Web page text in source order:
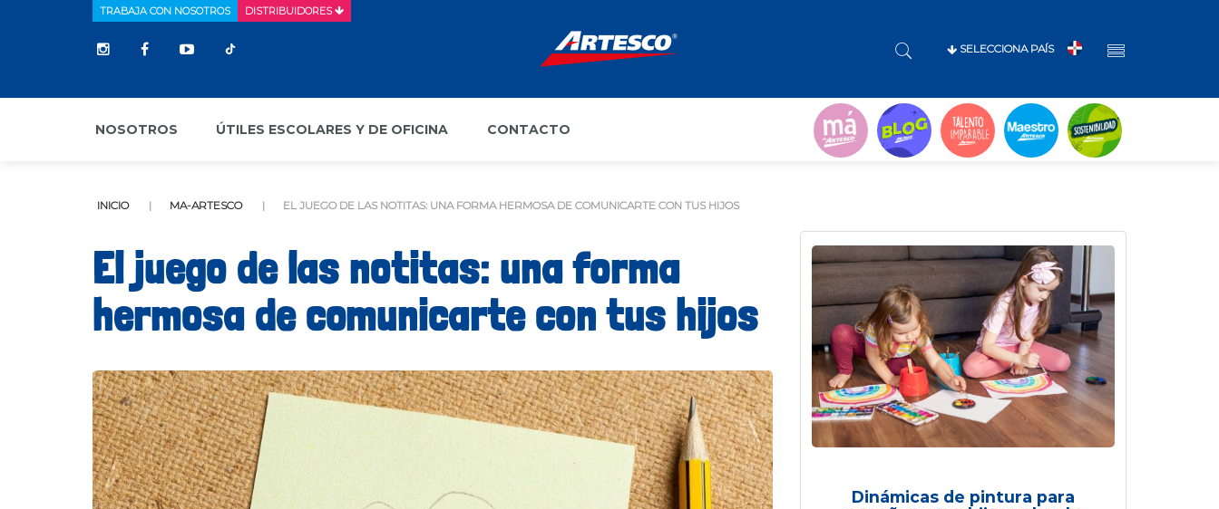
TRABAJA CON NOSOTROS DISTRIBUIDORES
SELECCIONA PAÍS
NOSOTROS ÚTILES ESCOLARES Y DE OFICINA CONTACTO
INICIO MA-ARTESCO EL JUEGO DE LAS NOTITAS: UNA FORMA HERMOSA DE COMUNICARTE CON TUS HIJOS
El juego de las notitas: una forma
hermosa de comunicarte con tus hijos
Dinámicas de pintura para